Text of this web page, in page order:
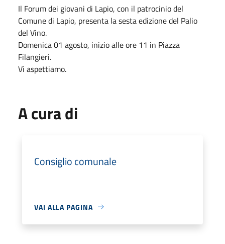
Il Forum dei giovani di Lapio, con il patrocinio del
Comune di Lapio, presenta la sesta edizione del Palio
del Vino.
Domenica 01 agosto, inizio alle ore 11 in Piazza
Filangieri.
Vi aspettiamo.
A cura di
Consiglio comunale
VAI ALLA PAGINA